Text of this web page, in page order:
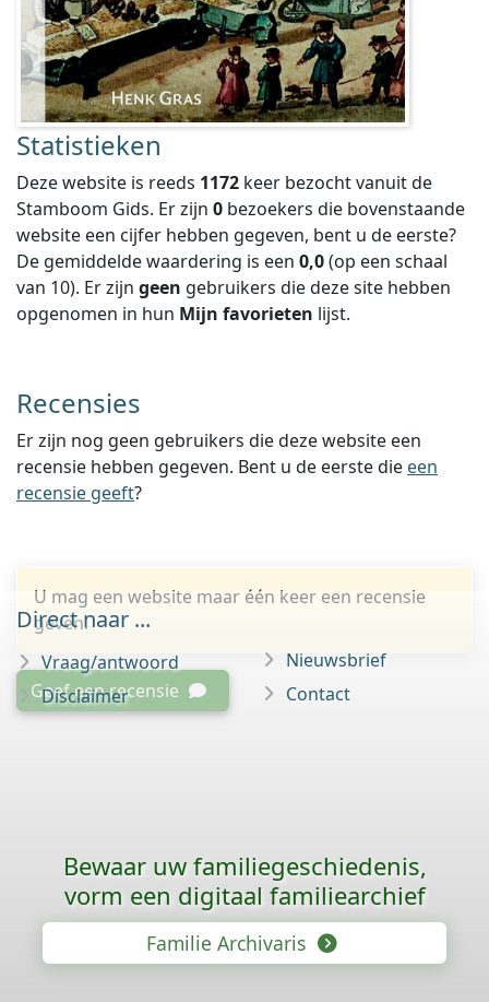
Statistieken
Deze website is reeds 1172 keer bezocht vanuit de
Stamboom Gids. Er zijn 0 bezoekers die bovenstaande
website een cijfer hebben gegeven, bent u de eerste?
De gemiddelde waardering is een 0,0(op een schaal
van 10). Er zijn geen gebruikers die deze site hebben
opgenomen in hun Mijn favorieten lijst.
Recensies
Er zijn nog geen gebruikers die deze website een
recensie hebben gegeven. Bent u de eerste die een
recensie geeft?
U mag een website maar één keer een recensie
geven.
Geef een recensie
Direct naar ...
Vraag/antwoord
Disclaimer
Nieuwsbrief
Contact
Bewaar uw familie­geschiedenis,
vorm een digitaal familiearchief
Familie Archivaris